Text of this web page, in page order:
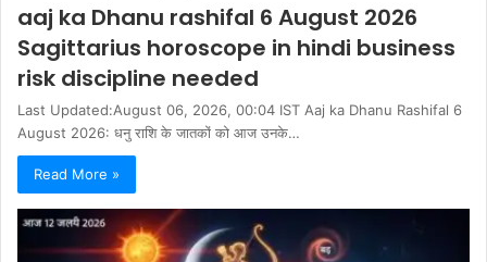
aaj ka Dhanu rashifal 6 August 2026
Sagittarius horoscope in hindi business
risk discipline needed
Last Updated:August 06, 2026, 00:04 IST Aaj ka Dhanu Rashifal 6
August 2026: धनु राशि के जातकों को आज उनके…
Read More »